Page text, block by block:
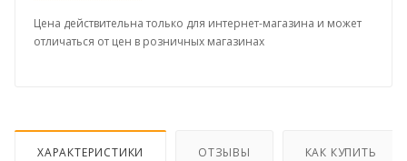
Цена действительна только для интернет-магазина и может
отличаться от цен в розничных магазинах
ХАРАКТЕРИСТИКИ ОТЗЫВЫ КАК КУПИТЬ